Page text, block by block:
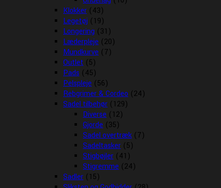
Klokker (43)
Legetøj (19)
Longering (31)
Læderpleje (20)
Mundkurve (7)
Outlet (5)
Pads (45)
Pelspleje (56)
Rebgrimer & Cordeo (24)
Sadel tilbehør (129)
Diverse (12)
Gjorde (35)
Sadel overtræk (7)
Sadeltasker (5)
Stigbøjler (41)
Stigremme (24)
Sadler (15)